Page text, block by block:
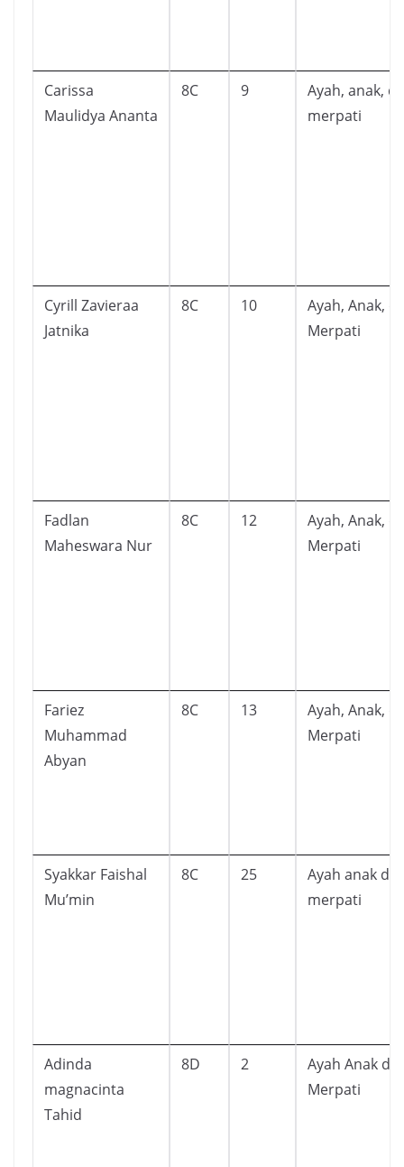
Carissa
Maulidya Ananta
8C 9
Ayah, anak,
merpati
Cyrill Zavieraa
Jatnika
8C 10
Ayah, Anak,
Merpati
Fadlan
Maheswara Nur
8C 12
Ayah, Anak,
Merpati
Fariez
Muhammad
Abyan
8C 13
Ayah, Anak,
Merpati
Syakkar Faishal
Mu’min
8C 25
Ayah anak
merpati
Adinda
magnacinta
Tahid
8D 2
Ayah Anak
Merpati